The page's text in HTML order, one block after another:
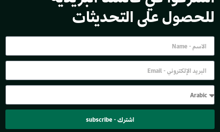
للحصول على التحديثات
اشترك - subscribe